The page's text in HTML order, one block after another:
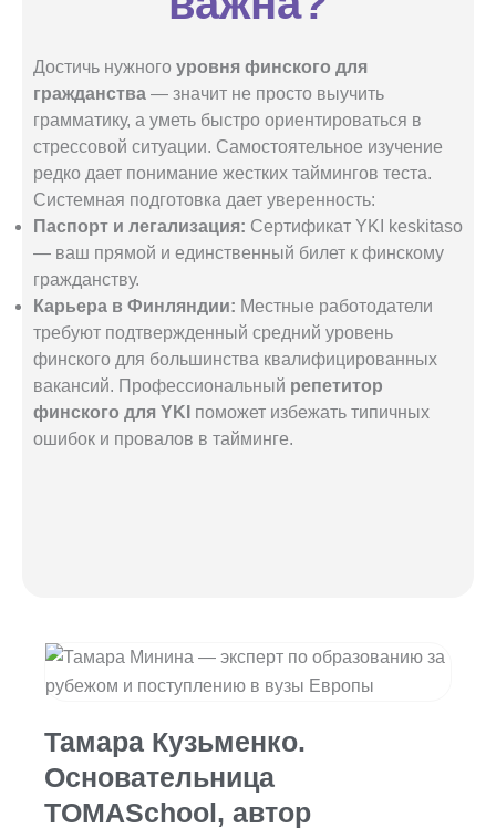
Достичь нужного уровня финского для
гражданства — значит не просто выучить
грамматику, а уметь быстро ориентироваться в
стрессовой ситуации. Самостоятельное изучение
редко дает понимание жестких таймингов теста.
Системная подготовка дает уверенность:
Паспорт и легализация: Сертификат YKI keskitaso
— ваш прямой и единственный билет к финскому
гражданству.
Карьера в Финляндии: Местные работодатели
требуют подтвержденный средний уровень
финского для большинства квалифицированных
вакансий. Профессиональный репетитор
финского для YKI поможет избежать типичных
ошибок и провалов в тайминге.
Тамара Кузьменко.
Основательница
TOMASchool, автор